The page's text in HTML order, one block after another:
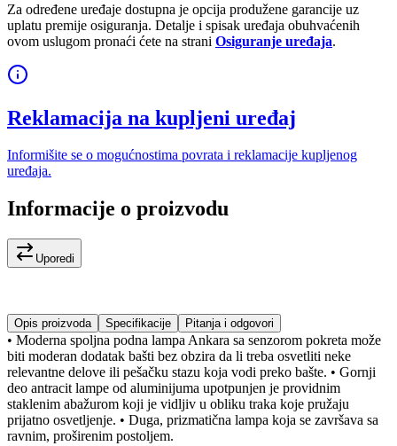
Za određene uređaje dostupna je opcija produžene garancije uz
uplatu premije osiguranja. Detalje i spisak uređaja obuhvaćenih
ovom uslugom pronaći ćete na strani Osiguranje uređaja.
Reklamacija na kupljeni uređaj
Informišite se o mogućnostima povrata i reklamacije kupljenog
uređaja.
Informacije o proizvodu
Uporedi
Opis proizvoda Specifikacije Pitanja i odgovori
• Moderna spoljna podna lampa Ankara sa senzorom pokreta može
biti moderan dodatak bašti bez obzira da li treba osvetliti neke
relevantne delove ili pešačku stazu koja vodi preko bašte. • Gornji
deo antracit lampe od aluminijuma upotpunjen je providnim
staklenim abažurom koji je vidljiv u obliku traka koje pružaju
prijatno osvetljenje. • Duga, prizmatična lampa koja se završava sa
ravnim, proširenim postoljem.